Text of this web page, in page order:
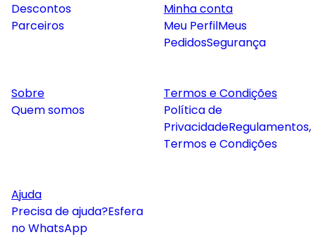
Descontos
Parceiros
Minha conta
Meu PerfilMeus
PedidosSegurança
Sobre
Quem somos
Termos e Condições
Política de
PrivacidadeRegulamentos,
Termos e Condições
Ajuda
Precisa de ajuda?Esfera
no WhatsApp